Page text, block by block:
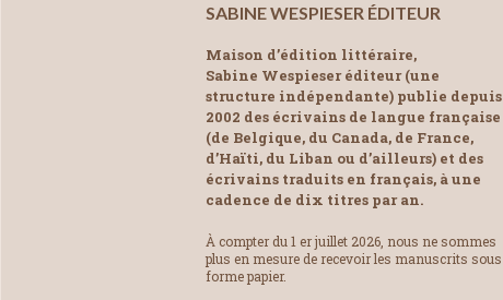
SABINE WESPIESER ÉDITEUR
Maison d’édition littéraire,
Sabine Wespieser éditeur (une
structure indépendante) publie depuis
2002 des écrivains de langue française
(de Belgique, du Canada, de France,
d’Haïti, du Liban ou d’ailleurs) et des
écrivains traduits en français, à une
cadence de dix titres par an.
À compter du 1 er juillet 2026, nous ne sommes
plus en mesure de recevoir les manuscrits sous
forme papier.